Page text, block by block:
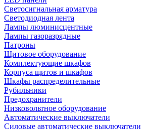
Светосигнальная арматура
Светодиодная лента
Лампы люминисцентные
Лампы газоразрядные
Патроны
Щитовое оборудование
Комплектующие шкафов
Корпуса щитов и шкафов
Шкафы распределительные
Рубильники
Предохранители
Низковольтное оборудование
Автоматические выключатели
Силовые автоматические выключатели